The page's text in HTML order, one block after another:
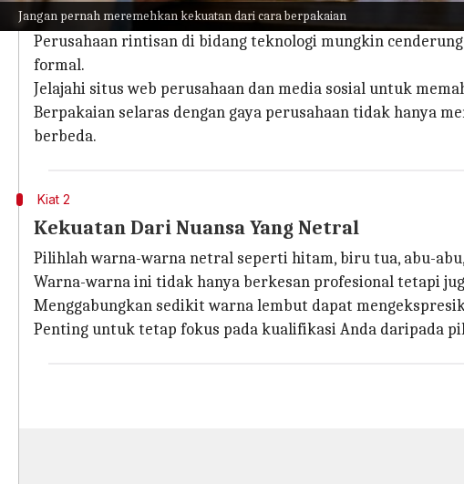
Jangan pernah meremehkan kekuatan dari cara berpakaian
Sebelum wawancara Anda, penting untuk menyelidiki
Perusahaan rintisan di bidang teknologi mungkin
formal.
Jelajahi situs web perusahaan dan media sosial untuk
Berpakaian selaras dengan gaya perusahaan tidak hanya
berbeda.
Kiat 2
Kekuatan Dari Nuansa Yang Netral
Pilihlah warna-warna netral seperti hitam, biru tua, abu-
Warna-warna ini tidak hanya berkesan profesional tetapi
Menggabungkan sedikit warna lembut dapat
Penting untuk tetap fokus pada kualifikasi Anda daripada